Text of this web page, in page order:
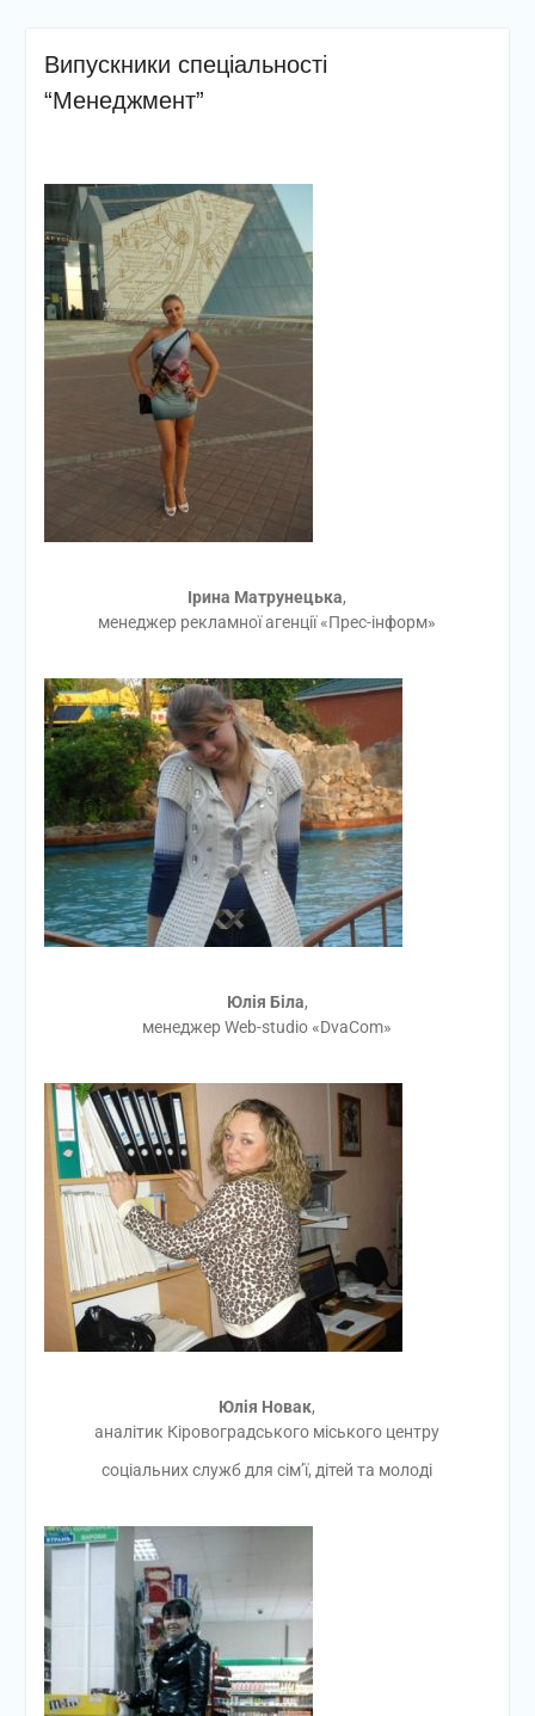
Випускники спеціальності
“Менеджмент”
Ірина Матрунецька,
менеджер рекламної агенції «Прес-інформ»
Юлія Біла,
менеджер Web-studio «DvaCom»
Юлія Новак,
аналітик Кіровоградського міського центру
соціальних служб для сім’ї, дітей та молоді